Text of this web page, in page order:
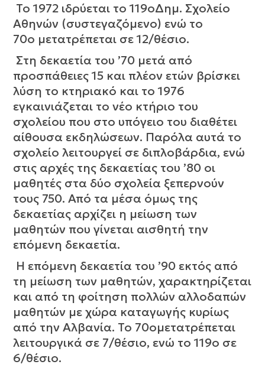
Το 1972 ιδρύεται το 119οΔημ. Σχολείο
Αθηνών (συστεγαζόμενο) ενώ το
70ο μετατρέπεται σε 12/θέσιο.
Στη δεκαετία του ’70 μετά από
προσπάθειες 15 και πλέον ετών βρίσκει
λύση το κτηριακό και το 1976
εγκαινιάζεται το νέο κτήριο του
σχολείου που στο υπόγειο του διαθέτει
αίθουσα εκδηλώσεων. Παρόλα αυτά το
σχολείο λειτουργεί σε διπλοβάρδια, ενώ
στις αρχές της δεκαετίας του ’80 οι
μαθητές στα δύο σχολεία ξεπερνούν
τους 750. Από τα μέσα όμως της
δεκαετίας αρχίζει η μείωση των
μαθητών που γίνεται αισθητή την
επόμενη δεκαετία.
Η επόμενη δεκαετία του ’90 εκτός από
τη μείωση των μαθητών, χαρακτηρίζεται
και από τη φοίτηση πολλών αλλοδαπών
μαθητών με χώρα καταγωγής κυρίως
από την Αλβανία. Το 70ομετατρέπεται
λειτουργικά σε 7/θέσιο, ενώ το 119ο σε
6/θέσιο.